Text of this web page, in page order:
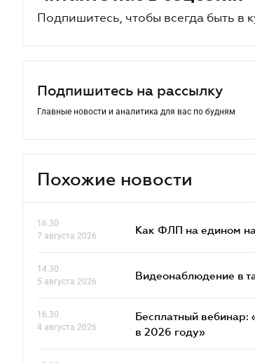
Подпишитесь, чтобы всегда быть в
Подпишитесь на рассылку
Главные новости и аналитика для вас по будням
Похожие новости
16.30
7 августа 2026
Как ФЛП на едином
14.30
5 августа 2026
Видеонаблюдение в
16.30
4 августа 2026
Бесплатный вебинар:
в 2026 году»